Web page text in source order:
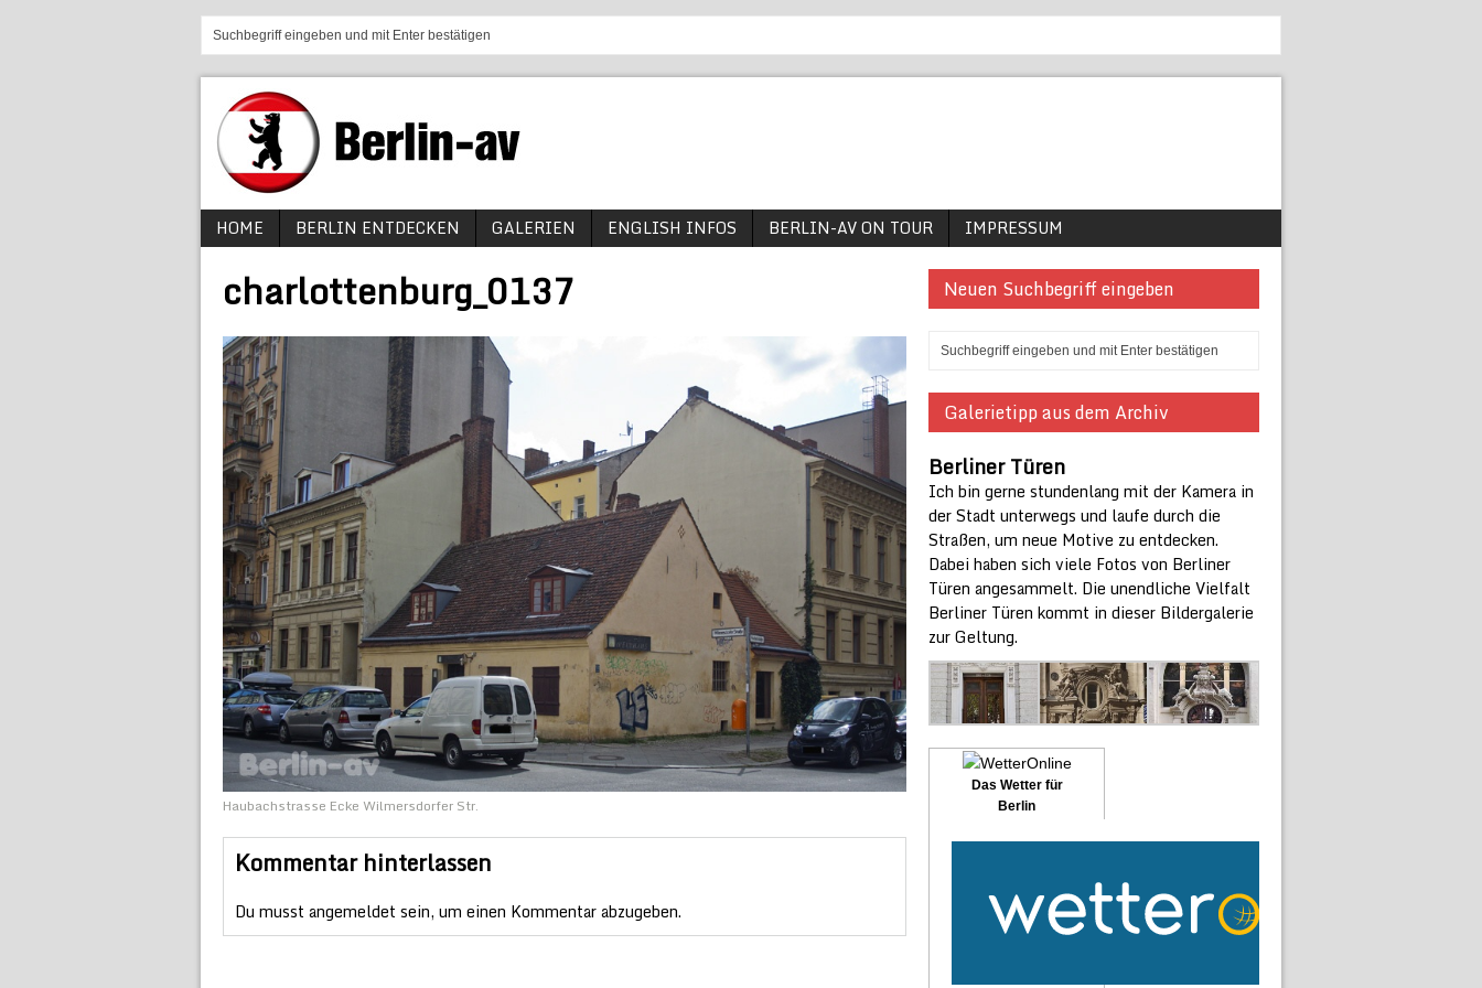
HOME BERLIN ENTDECKEN GALERIEN ENGLISH INFOS BERLIN-AV ON TOUR IMPRESSUM
charlottenburg_0137
Haubachstrasse Ecke Wilmersdorfer Str.
Kommentar hinterlassen
Du musst angemeldet sein, um einen Kommentar abzugeben.
Neuen Suchbegriff eingeben
Galerietipp aus dem Archiv
Berliner Türen
Ich bin gerne stundenlang mit der Kamera in
der Stadt unterwegs und laufe durch die
Straßen, um neue Motive zu entdecken.
Dabei haben sich viele Fotos von Berliner
Türen angesammelt. Die unendliche Vielfalt
Berliner Türen kommt in dieser Bildergalerie
zur Geltung.
Das Wetter für
Berlin